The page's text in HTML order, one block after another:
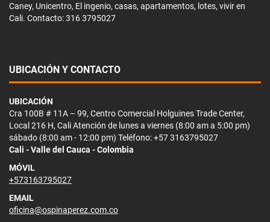
Caney, Unicentro, El ingenio, casas, apartamentos, lotes, vivir en
Cali. Contacto: 316 3795027
UBICACIÓN Y CONTACTO
UBICACIÓN
Cra 100B # 11A – 99, Centro Comercial Holguines Trade Center,
Local 216 H, Cali Atención de lunes a viernes (8:00 am a 5:00 pm)
sábado (8:00 am - 12:00 pm) Teléfono: +57 3163795027
Cali - Valle del Cauca - Colombia
MÓVIL
+573163795027
EMAIL
oficina@ospinaperez.com.co